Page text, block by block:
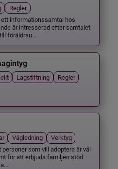
Regler
informationssamtal hos
är intresserad efter samtalet
föräldrau...
Lagstiftning
Regler
Vägledning
Verktyg
som vill adoptera är väl
för att erbjuda familjen stöd